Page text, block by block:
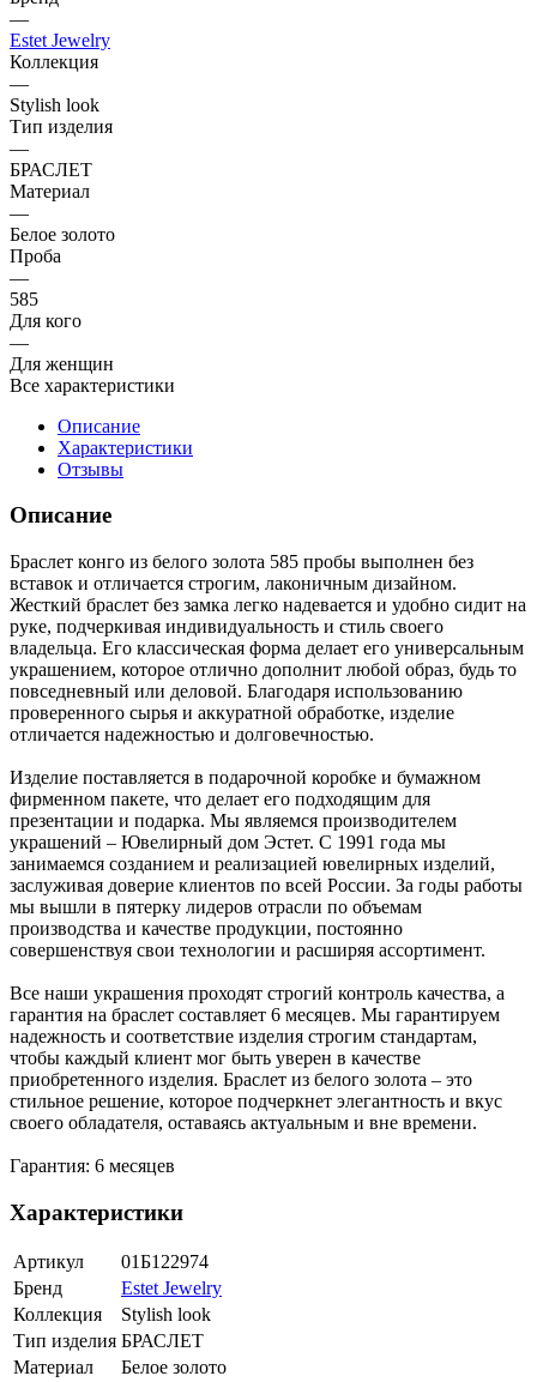
—
Estet Jewelry
Коллекция
—
Stylish look
Тип изделия
—
БРАСЛЕТ
Материал
—
Белое золото
Проба
—
585
Для кого
—
Для женщин
Все характеристики
Описание
Характеристики
Отзывы
Описание
Браслет конго из белого золота 585 пробы выполнен без
вставок и отличается строгим, лаконичным дизайном.
Жесткий браслет без замка легко надевается и удобно сидит на
руке, подчеркивая индивидуальность и стиль своего
владельца. Его классическая форма делает его универсальным
украшением, которое отлично дополнит любой образ, будь то
повседневный или деловой. Благодаря использованию
проверенного сырья и аккуратной обработке, изделие
отличается надежностью и долговечностью.
Изделие поставляется в подарочной коробке и бумажном
фирменном пакете, что делает его подходящим для
презентации и подарка. Мы являемся производителем
украшений – Ювелирный дом Эстет. С 1991 года мы
занимаемся созданием и реализацией ювелирных изделий,
заслуживая доверие клиентов по всей России. За годы работы
мы вышли в пятерку лидеров отрасли по объемам
производства и качестве продукции, постоянно
совершенствуя свои технологии и расширяя ассортимент.
Все наши украшения проходят строгий контроль качества, а
гарантия на браслет составляет 6 месяцев. Мы гарантируем
надежность и соответствие изделия строгим стандартам,
чтобы каждый клиент мог быть уверен в качестве
приобретенного изделия. Браслет из белого золота – это
стильное решение, которое подчеркнет элегантность и вкус
своего обладателя, оставаясь актуальным и вне времени.
Гарантия: 6 месяцев
Характеристики
Артикул
01Б122974
Бренд
Estet Jewelry
Коллекция
Stylish look
Тип изделия БРАСЛЕТ
Материал
Белое золото